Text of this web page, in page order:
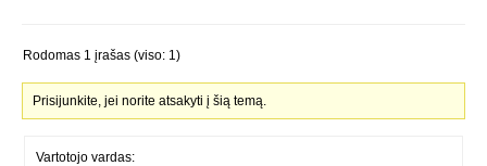
Rodomas 1 įrašas (viso: 1)
Prisijunkite, jei norite atsakyti į šią temą.
Vartotojo vardas: